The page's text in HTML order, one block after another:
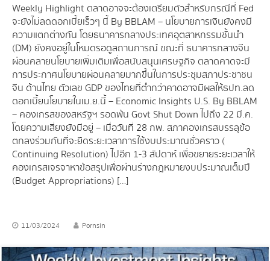
Weekly Highlight ตลาดอาจจะต้องเตรียมตัวสำหรับกรณีที่ Fed
จะยังไม่ลดดอกเบี้ยเร็วๆ นี้ By BBLAM – นโยบายการเงินยังคงมี
ความแตกต่างกัน โดยธนาคารกลางประเทศอุตสาหกรรมชั้นนำ
(DM) ยังคงอยู่ในโหมดรอดูสถานการณ์ ขณะที่ ธนาคารกลางจีน
ผ่อนคลายนโยบายเพิ่มเติมเพื่อสนับสนุนเศรษฐกิจ ตลาดคาดจะมี
การประกาศนโยบายผ่อนคลายมากขึ้นในการประชุมสภาประชาชน
จีน ด้านไทย ตัวเลข GDP ของไทยที่ต่ำกว่าคาดอาจมีผลให้ธปท.ลด
ดอกเบี้ยนโยบายในเม.ย.นี้ – Economic Insights U.S. By BBLAM
– คองเกรสของสหรัฐฯ รอดพ้น Govt Shut Down ไปถึง 22 มี.ค.
โดยความเสี่ยงยังมีอยู่ – เมื่อวันที่ 28 กพ. สภาคองเกรสบรรลุข้อ
ตกลงร่วมกันที่จะยืดระยะเวลาการใช้งบประมาณชั่วคราว (
Continuing Resolution) ไปอีก 1-3 สัปดาห์ เพื่อขยายระยะเวลาให้
คองเกรสเจรจาหาข้อสรุปเพื่อผ่านร่างกฎหมายงบประมาณเต็มปี
(Budget Appropriations) […]
11/03/2024 Pornsin